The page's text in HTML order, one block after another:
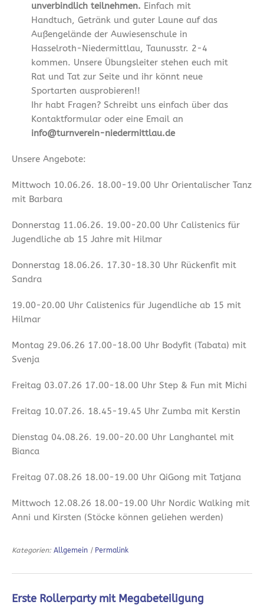
unverbindlich teilnehmen. Einfach mit
Handtuch, Getränk und guter Laune auf das
Außengelände der Auwiesenschule in
Hasselroth-Niedermittlau, Taunusstr. 2-4
kommen. Unsere Übungsleiter stehen euch mit
Rat und Tat zur Seite und ihr könnt neue
Sportarten ausprobieren!!
Ihr habt Fragen? Schreibt uns einfach über das
Kontaktformular oder eine Email an
info@turnverein-niedermittlau.de
Unsere Angebote:
Mittwoch 10.06.26. 18.00-19.00 Uhr Orientalischer Tanz
mit Barbara
Donnerstag 11.06.26. 19.00-20.00 Uhr Calistenics für
Jugendliche ab 15 Jahre mit Hilmar
Donnerstag 18.06.26. 17.30-18.30 Uhr Rückenfit mit
Sandra
19.00-20.00 Uhr Calistenics für Jugendliche ab 15 mit
Hilmar
Montag 29.06.26 17.00-18.00 Uhr Bodyfit (Tabata) mit
Svenja
Freitag 03.07.26 17.00-18.00 Uhr Step & Fun mit Michi
Freitag 10.07.26. 18.45-19.45 Uhr Zumba mit Kerstin
Dienstag 04.08.26. 19.00-20.00 Uhr Langhantel mit
Bianca
Freitag 07.08.26 18.00-19.00 Uhr QiGong mit Tatjana
Mittwoch 12.08.26 18.00-19.00 Uhr Nordic Walking mit
Anni und Kirsten (Stöcke können geliehen werden)
Kategorien: Allgemein | Permalink
Erste Rollerparty mit Megabeteiligung